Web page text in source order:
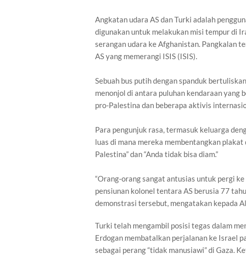
Angkatan udara AS dan Turki adalah
digunakan untuk melakukan misi tempur di
serangan udara ke Afghanistan. Pangkalan
AS yang memerangi ISIS (ISIS).
Sebuah bus putih dengan spanduk
menonjol di antara puluhan kendaraan
pro-Palestina dan beberapa aktivis
Para pengunjuk rasa, termasuk keluarga
luas di mana mereka membentangkan
Palestina” dan “Anda tidak bisa diam.”
“Orang-orang sangat antusias untuk pergi
pensiunan kolonel tentara AS berusia 77
demonstrasi tersebut, mengatakan kepada
Turki telah mengambil posisi tegas dalam
Erdogan membatalkan perjalanan ke Israel
sebagai perang “tidak manusiawi” di Gaza.